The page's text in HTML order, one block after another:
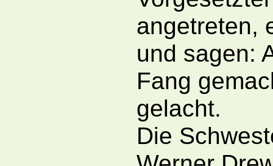
angetreten,
und sagen:
Fang
gelacht.
Die